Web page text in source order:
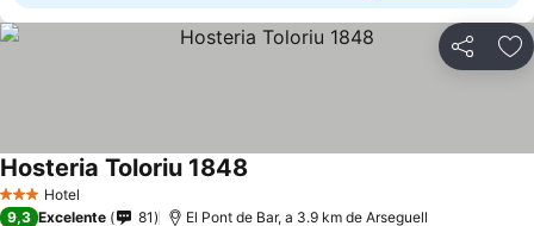
Partilhar
3 EstrelasHotel
Hosteria Toloriu 1848
9,3 Excelente 81 El Pont de Bar, a 3.9 km de Arseguell